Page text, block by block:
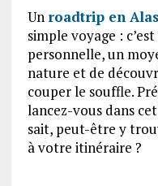
Un roadtrip en
simple voyage :
personnelle, un
nature et de
couper le souffle.
lancez-vous dans
sait, peut-être y
à votre itinéraire ?